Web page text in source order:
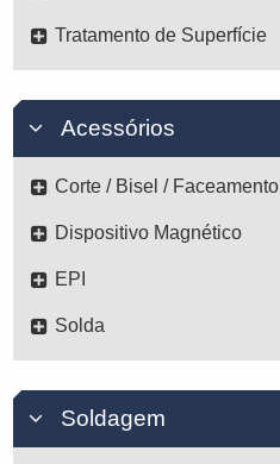
Tratamento de Superfície
Acessórios
Corte / Bisel / Faceamento
Dispositivo Magnético
EPI
Solda
Soldagem